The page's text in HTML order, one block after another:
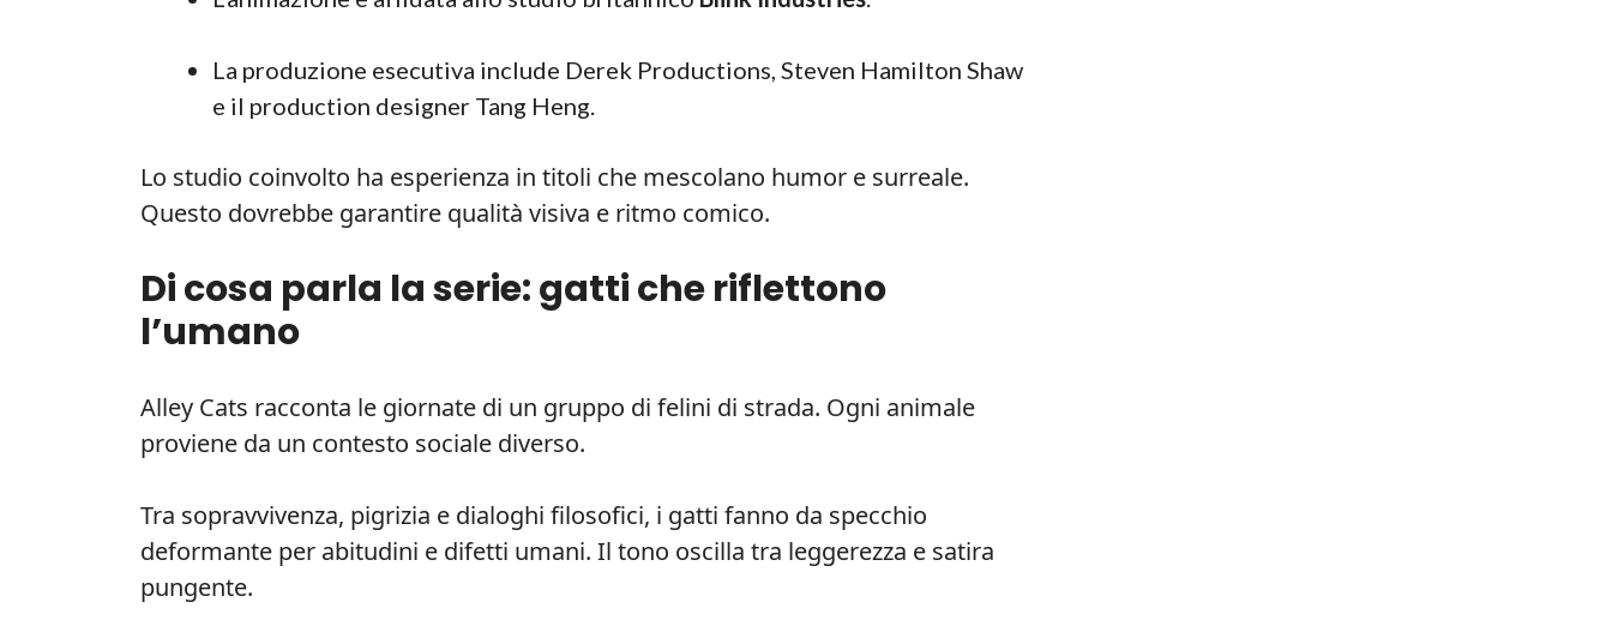
La produzione esecutiva include Derek Productions, Steven Hamilton Shaw
e il production designer Tang Heng.
Lo studio coinvolto ha esperienza in titoli che mescolano humor e surreale.
Questo dovrebbe garantire qualità visiva e ritmo comico.
Di cosa parla la serie: gatti che riflettono
l’umano
Alley Cats racconta le giornate di un gruppo di felini di strada. Ogni animale
proviene da un contesto sociale diverso.
Tra sopravvivenza, pigrizia e dialoghi filosofici, i gatti fanno da specchio
deformante per abitudini e difetti umani. Il tono oscilla tra leggerezza e satira
pungente.